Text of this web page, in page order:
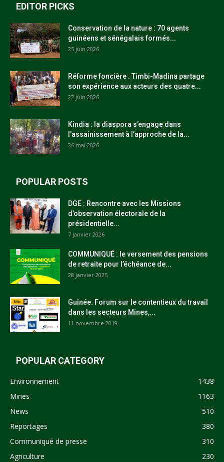
EDITOR PICKS
Conservation de la nature : 70 agents
guinéens et sénégalais formés...
25 juin 2026
Réforme foncière : Timbi-Madina partage
son expérience aux acteurs des quatre...
22 juin 2026
Kindia : la diaspora s’engage dans
l’assainissement à l’approche de la...
26 mai 2026
POPULAR POSTS
DGE : Rencontre avec les Missions
d’observation électorale de la
présidentielle...
7 janvier 2026
COMMUNIQUÉ : le versement des pensions
de retraite pour l’échéance de...
28 janvier 2025
Guinée: Forum sur le contentieux du travail
dans les secteurs Mines,...
11 novembre 2019
POPULAR CATEGORY
Environnement
1438
Mines
1163
News
510
Reportages
380
Communiqué de presse
310
Agriculture
230